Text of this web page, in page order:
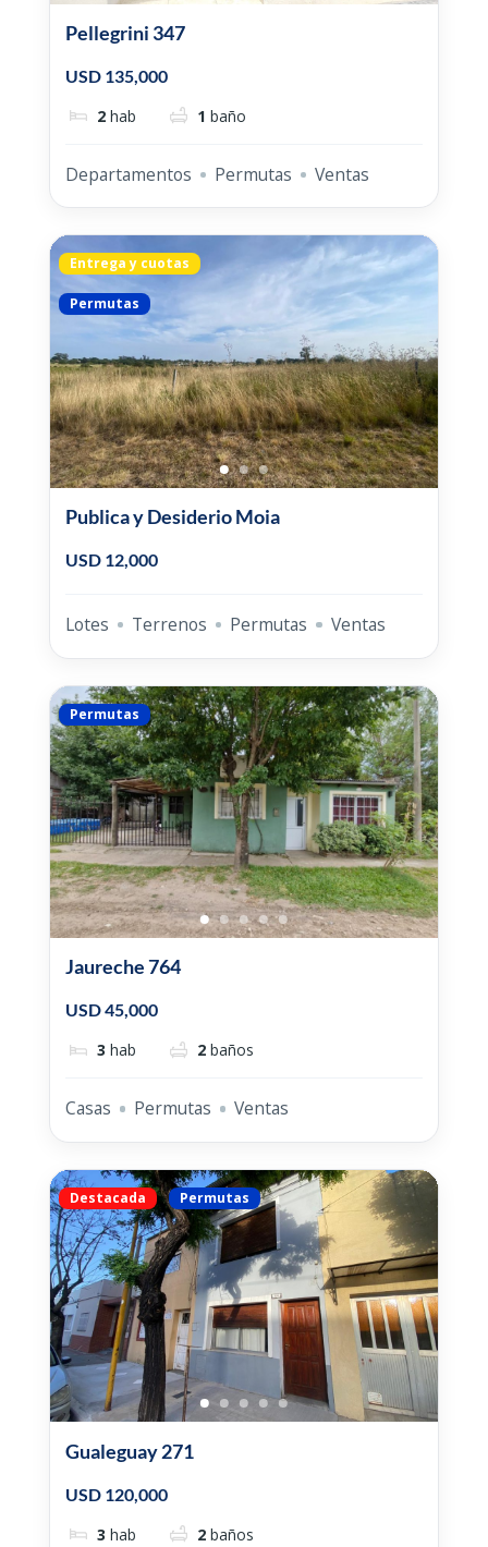
Pellegrini 347
USD 135,000
2 hab 1 baño
Departamentos Permutas Ventas
Entrega y cuotas
Permutas
Publica y Desiderio Moia
USD 12,000
Lotes Terrenos Permutas Ventas
Permutas
Jaureche 764
USD 45,000
3 hab 2 baños
Casas Permutas Ventas
Destacada Permutas
Gualeguay 271
USD 120,000
3 hab 2 baños